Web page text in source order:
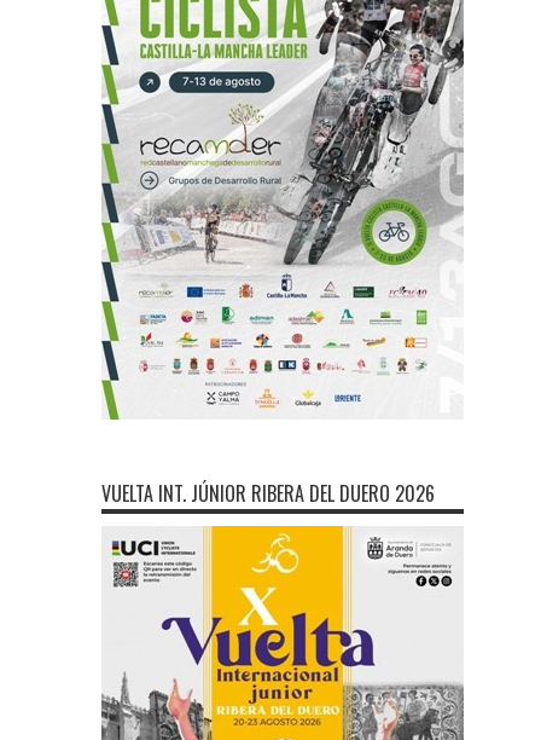
VUELTA INT. JÚNIOR RIBERA DEL DUERO 2026